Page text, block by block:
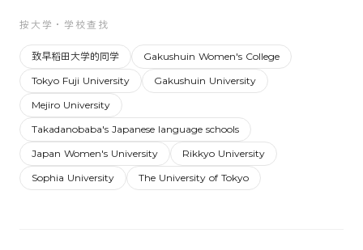
按大学・学校查找
致早稻田大学的同学
Gakushuin Women's College
Tokyo Fuji University
Gakushuin University
Mejiro University
Takadanobaba's Japanese language schools
Japan Women's University
Rikkyo University
Sophia University
The University of Tokyo